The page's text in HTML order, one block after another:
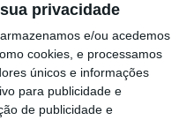
privacidade
armazenamos e/ou acedemos
cookies, e processamos
únicos e informações
para publicidade e
de publicidade e
partir desta quarta-
Nos.Na posição 35,
presença em todas as